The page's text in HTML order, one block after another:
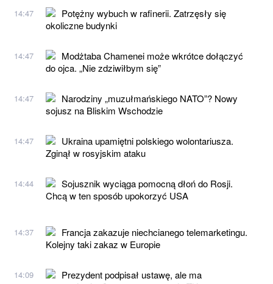
14:47
Potężny wybuch w rafinerii. Zatrzęsły się
okoliczne budynki
14:47
Modżtaba Chamenei może wkrótce dołączyć
do ojca. „Nie zdziwiłbym się”
14:47
Narodziny „muzułmańskiego NATO”? Nowy
sojusz na Bliskim Wschodzie
14:47
Ukraina upamiętni polskiego wolontariusza.
Zginął w rosyjskim ataku
14:44
Sojusznik wyciąga pomocną dłoń do Rosji.
Chcą w ten sposób upokorzyć USA
14:37
Francja zakazuje niechcianego telemarketingu.
Kolejny taki zakaz w Europie
14:09
Prezydent podpisał ustawę, ale ma